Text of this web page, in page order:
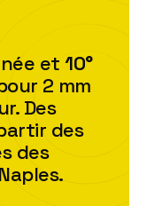
et 10°
2 mm
Des
des
des
Naples.